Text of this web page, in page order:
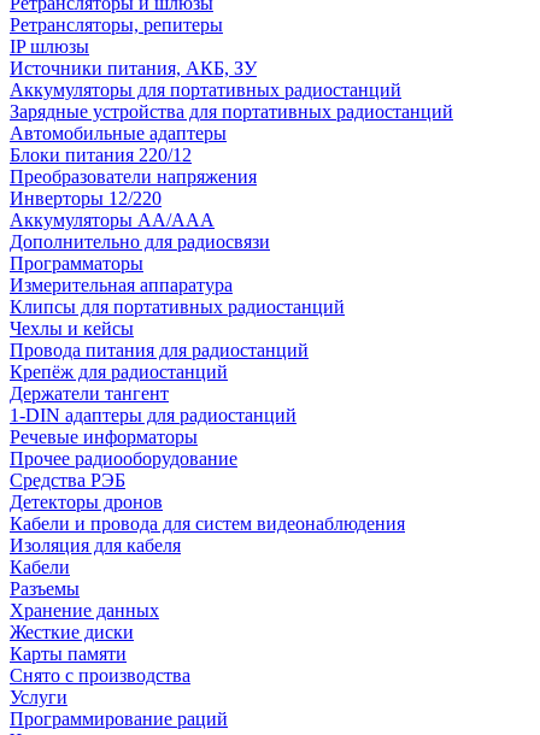
Ретрансляторы, репитеры
IP шлюзы
Источники питания, АКБ, ЗУ
Аккумуляторы для портативных радиостанций
Зарядные устройства для портативных радиостанций
Автомобильные адаптеры
Блоки питания 220/12
Преобразователи напряжения
Инверторы 12/220
Аккумуляторы АА/ААА
Дополнительно для радиосвязи
Программаторы
Измерительная аппаратура
Клипсы для портативных радиостанций
Чехлы и кейсы
Провода питания для радиостанций
Крепёж для радиостанций
Держатели тангент
1-DIN адаптеры для радиостанций
Речевые информаторы
Прочее радиооборудование
Средства РЭБ
Детекторы дронов
Кабели и провода для систем видеонаблюдения
Изоляция для кабеля
Кабели
Разъемы
Хранение данных
Жесткие диски
Карты памяти
Снято с производства
Услуги
Программирование раций